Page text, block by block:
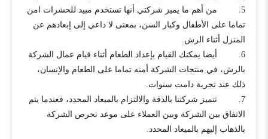
5. من أهم ما يميز شركتي أنها تستخدم مبيد للحشرات امن
تماما على الأطفال وكبار السن، بمعنى لا داعي إلى إبعادهم عن
المنزل أثناء الرش.
6. أيضا يمكنك القيام بإعداد الطعام أثناء قيام عمال الشركة
بالرش، في منتجات الشركة أمنه تماما على الطعام والإنسان،
ذلك عند تجربة دامت سنوات.
7. تتميز شركتنا بالدقة والالتزام بالميعاد المحدد، فعندما يتم
الاتفاق بين الشركة وبين العملاء على موعد تحرص الشركة
بالذهاب إليهم بالميعاد المحدد.